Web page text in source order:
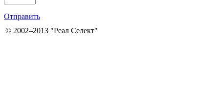
Отправить
© 2002–2013 "Реал Селект"